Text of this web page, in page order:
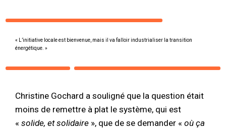
« L’initiative locale est bienvenue, mais il va falloir industrialiser la transition
énergétique. »
Christine Gochard a souligné que la question était
moins de remettre à plat le système, qui est
« solide, et solidaire », que de se demander « où ça